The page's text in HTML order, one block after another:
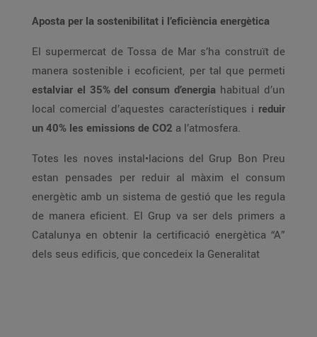
Aposta per la sostenibilitat i l’eficiència energètica
El supermercat de Tossa de Mar s’ha construït de
manera sostenible i ecoficient, per tal que permeti
estalviar el 35% del consum d’energia habitual d’un
local comercial d’aquestes característiques i reduir
un 40% les emissions de CO2 a l’atmosfera.
Totes les noves instal•lacions del Grup Bon Preu
estan pensades per reduir al màxim el consum
energètic amb un sistema de gestió que les regula
de manera eficient. El Grup va ser dels primers a
Catalunya en obtenir la certificació energètica “A”
dels seus edificis, que concedeix la Generalitat